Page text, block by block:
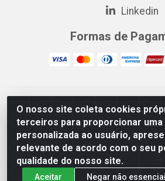
O nosso site coleta cookies
terceiros para proporcionar uma
personalizada ao usuário,
relevante de acordo com o seu
qualidade do nosso site.
Aceitar Negar não
Linkedin
Formas de
EP Elétrica LTDA - 18.621.731/0005-43
49511-899
EP Elétrica LTDA - 48.594.570/0001-83
49511-899